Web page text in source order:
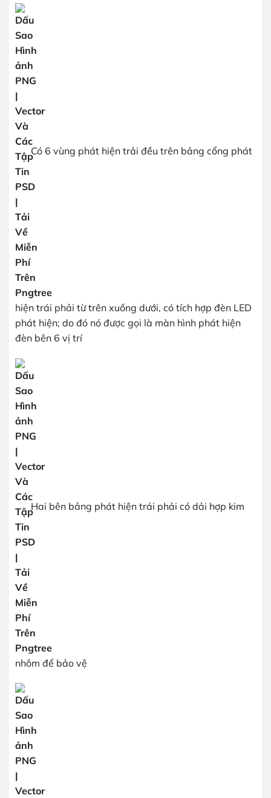
Có 6 vùng phát hiện trải đều trên bảng cổng phát
hiện trái phải từ trên xuống dưới, có tích hợp đèn LED
phát hiện; do đó nó được gọi là màn hình phát hiện
đèn bên 6 vị trí
Hai bên bảng phát hiện trái phải có dải hợp kim
nhôm để bảo vệ